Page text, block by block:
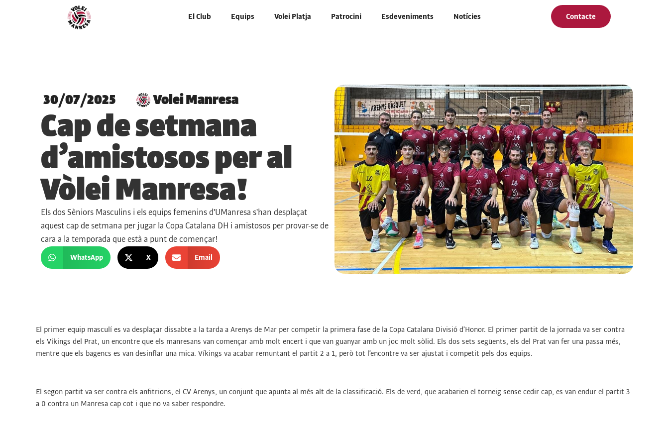
El Club Equips Volei Platja Patrocini Esdeveniments Notícies Contacte
30/07/2025 Volei Manresa
Cap de setmana
d’amistosos per al
Vòlei Manresa!
Els dos Sèniors Masculins i els equips femenins d'UManresa s'han desplaçat
aquest cap de setmana per jugar la Copa Catalana DH i amistosos per provar-se de
cara a la temporada que està a punt de començar!
WhatsApp X Email
El primer equip masculí es va desplaçar dissabte a la tarda a Arenys de Mar per competir la primera fase de la Copa Catalana Divisió d’Honor. El primer partit de la jornada va ser contra
els Víkings del Prat, un encontre que els manresans van començar amb molt encert i que van guanyar amb un joc molt sòlid. Els dos sets següents, els del Prat van fer una passa més,
mentre que els bagencs es van desinflar una mica. Víkings va acabar remuntant el partit 2 a 1, però tot l’encontre va ser ajustat i competit pels dos equips.
El segon partit va ser contra els anfitrions, el CV Arenys, un conjunt que apunta al més alt de la classificació. Els de verd, que acabarien el torneig sense cedir cap, es van endur el partit 3
a 0 contra un Manresa cap cot i que no va saber respondre.